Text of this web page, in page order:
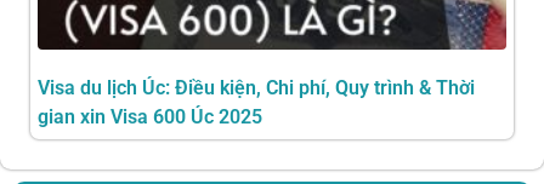
Visa du lịch Úc: Điều kiện, Chi phí, Quy trình & Thời
gian xin Visa 600 Úc 2025